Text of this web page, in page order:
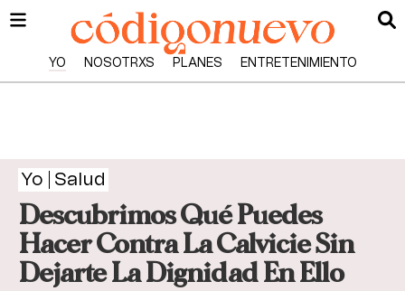
YO NOSOTRXS PLANES ENTRETENIMIENTO
Yo Salud
Descubrimos Qué Puedes
Hacer Contra La Calvicie Sin
Dejarte La Dignidad En Ello